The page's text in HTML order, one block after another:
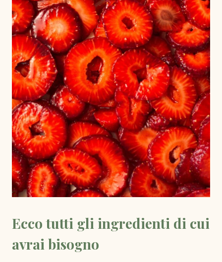
Ecco tutti gli ingredienti di cui
avrai bisogno